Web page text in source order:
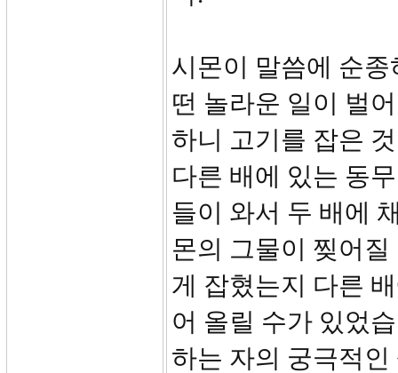
시몬이 말씀에 순
떤 놀라운 일이 벌
하니 고기를 잡은
다른 배에 있는 동
들이 와서 두 배에
몬의 그물이 찢어
게 잡혔는지 다른
어 올릴 수가 있었
하는 자의 궁극적